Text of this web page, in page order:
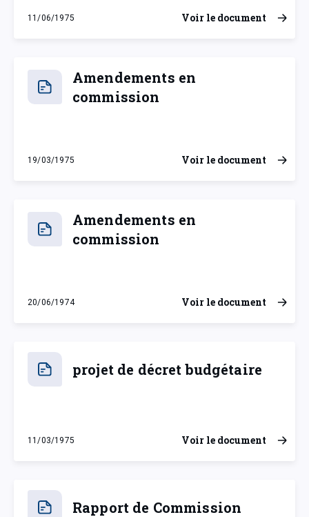
11/06/1975
mercredi 11 juin 1975
Voir le document
Amendements en
commission
19/03/1975
mercredi 19 mars 1975
Voir le document
Amendements en
commission
20/06/1974
jeudi 20 juin 1974
Voir le document
projet de décret budgétaire
11/03/1975
mardi 11 mars 1975
Voir le document
Rapport de Commission